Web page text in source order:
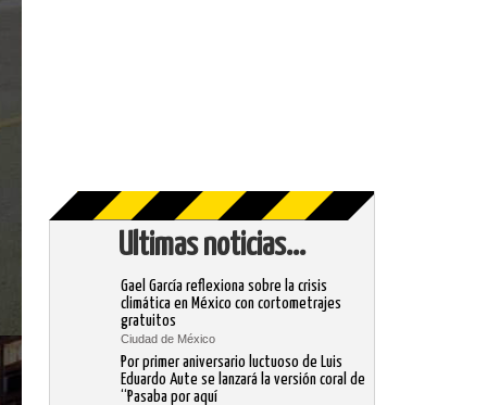
Ultimas noticias...
Gael García reflexiona sobre la crisis
climática en México con cortometrajes
gratuitos
Ciudad de México
Por primer aniversario luctuoso de Luis
Eduardo Aute se lanzará la versión coral de
“Pasaba por aquí